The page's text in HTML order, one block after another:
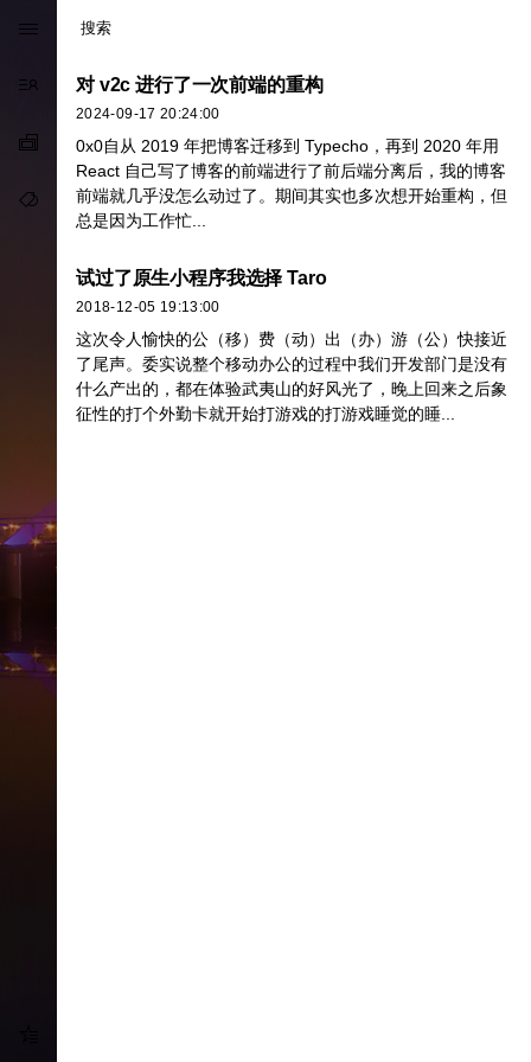

 关于我
 分类
 标签
对 v2c 进行了一次前端的重构
2024-09-17 20:24:00
0x0自从 2019 年把博客迁移到 Typecho，再到 2020 年用
React 自己写了博客的前端进行了前后端分离后，我的博客
前端就几乎没怎么动过了。期间其实也多次想开始重构，但
总是因为工作忙...
试过了原生小程序我选择 Taro
2018-12-05 19:13:00
这次令人愉快的公（移）费（动）出（办）游（公）快接近
了尾声。委实说整个移动办公的过程中我们开发部门是没有
什么产出的，都在体验武夷山的好风光了，晚上回来之后象
征性的打个外勤卡就开始打游戏的打游戏睡觉的睡...